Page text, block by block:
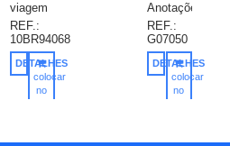
viagem
Personalizado.
Fibra de
bambu
e PP.
REF.:
10BR94068
DETALHES
colocar
no
Anotações
com
Caneta,
para
quem
busca
REF.:
G07050
DETALHES
colocar
no